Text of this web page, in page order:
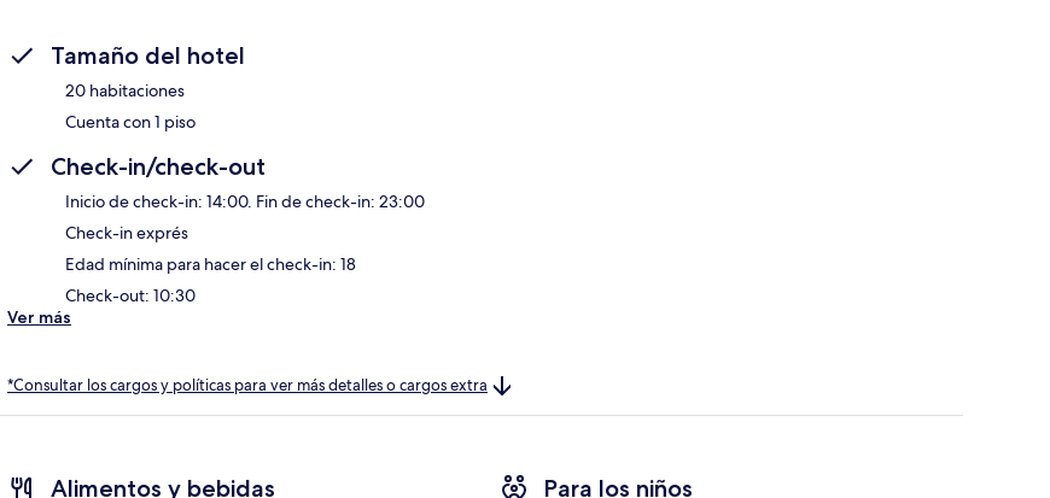
Tamaño del hotel
20 habitaciones
Cuenta con 1 piso
Check-in/check-out
Inicio de check-in: 14:00. Fin de check-in: 23:00
Check-in exprés
Edad mínima para hacer el check-in: 18
Check-out: 10:30
Ver más
*Consultar los cargos y políticas para ver más detalles o cargos extra
Alimentos y bebidas Para los niños